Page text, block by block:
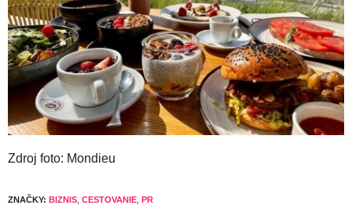
Zdroj foto: Mondieu
ZNAČKY: BIZNIS, CESTOVANIE, PR